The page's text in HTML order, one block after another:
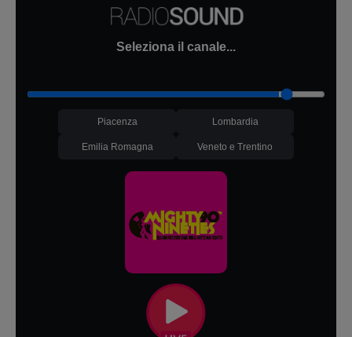
Seleziona il canale...
Piacenza Lombardia
Emilia Romagna Veneto e Trentino